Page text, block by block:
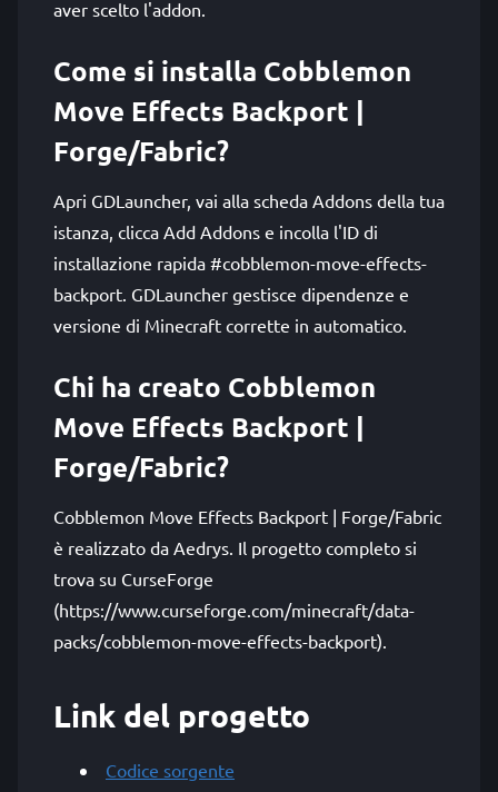
aver scelto l'addon.
Come si installa Cobblemon
Move Effects Backport |
Forge/Fabric?
Apri GDLauncher, vai alla scheda Addons della tua
istanza, clicca Add Addons e incolla l'ID di
installazione rapida #cobblemon-move-effects-
backport. GDLauncher gestisce dipendenze e
versione di Minecraft corrette in automatico.
Chi ha creato Cobblemon
Move Effects Backport |
Forge/Fabric?
Cobblemon Move Effects Backport | Forge/Fabric
è realizzato da Aedrys. Il progetto completo si
trova su CurseForge
(https://www.curseforge.com/minecraft/data-
packs/cobblemon-move-effects-backport).
Link del progetto
Codice sorgente